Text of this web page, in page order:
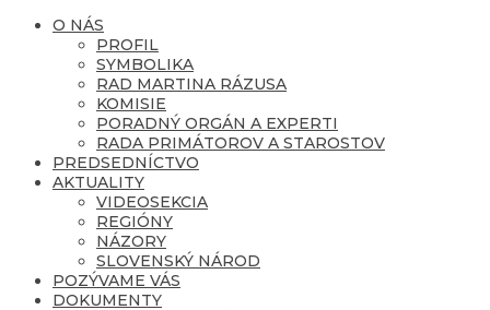
O NÁS
PROFIL
SYMBOLIKA
RAD MARTINA RÁZUSA
KOMISIE
PORADNÝ ORGÁN A EXPERTI
RADA PRIMÁTOROV A STAROSTOV
PREDSEDNÍCTVO
AKTUALITY
VIDEOSEKCIA
REGIÓNY
NÁZORY
SLOVENSKÝ NÁROD
POZÝVAME VÁS
DOKUMENTY